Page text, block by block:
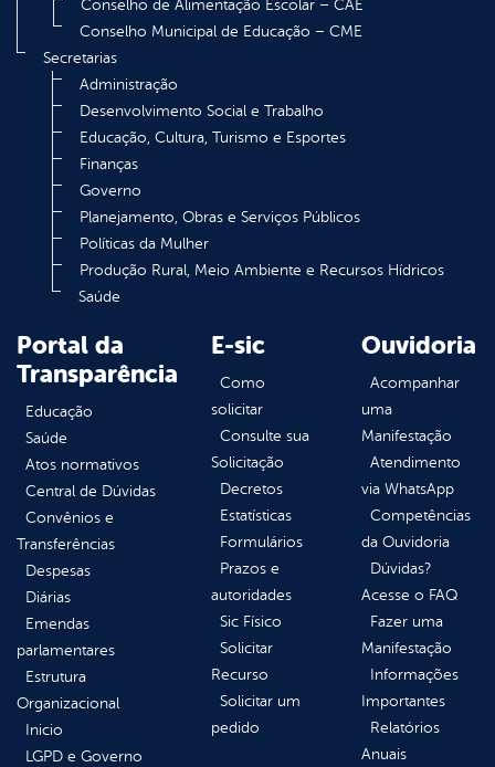
Conselho de Alimentação Escolar – CAE
Conselho Municipal de Educação – CME
Secretarias
Administração
Desenvolvimento Social e Trabalho
Educação, Cultura, Turismo e Esportes
Finanças
Governo
Planejamento, Obras e Serviços Públicos
Políticas da Mulher
Produção Rural, Meio Ambiente e Recursos Hídricos
Saúde
Portal da
Transparência
Educação
Saúde
Atos normativos
Central de Dúvidas
Convênios e
Transferências
Despesas
Diárias
Emendas
parlamentares
Estrutura
Organizacional
Inicio
LGPD e Governo
E-sic
Como
solicitar
Consulte sua
Solicitação
Decretos
Estatísticas
Formulários
Prazos e
autoridades
Sic Físico
Solicitar
Recurso
Solicitar um
pedido
Ouvidoria
Acompanhar
uma
Manifestação
Atendimento
via WhatsApp
Competências
da Ouvidoria
Dúvidas?
Acesse o FAQ
Fazer uma
Manifestação
Informações
Importantes
Relatórios
Anuais